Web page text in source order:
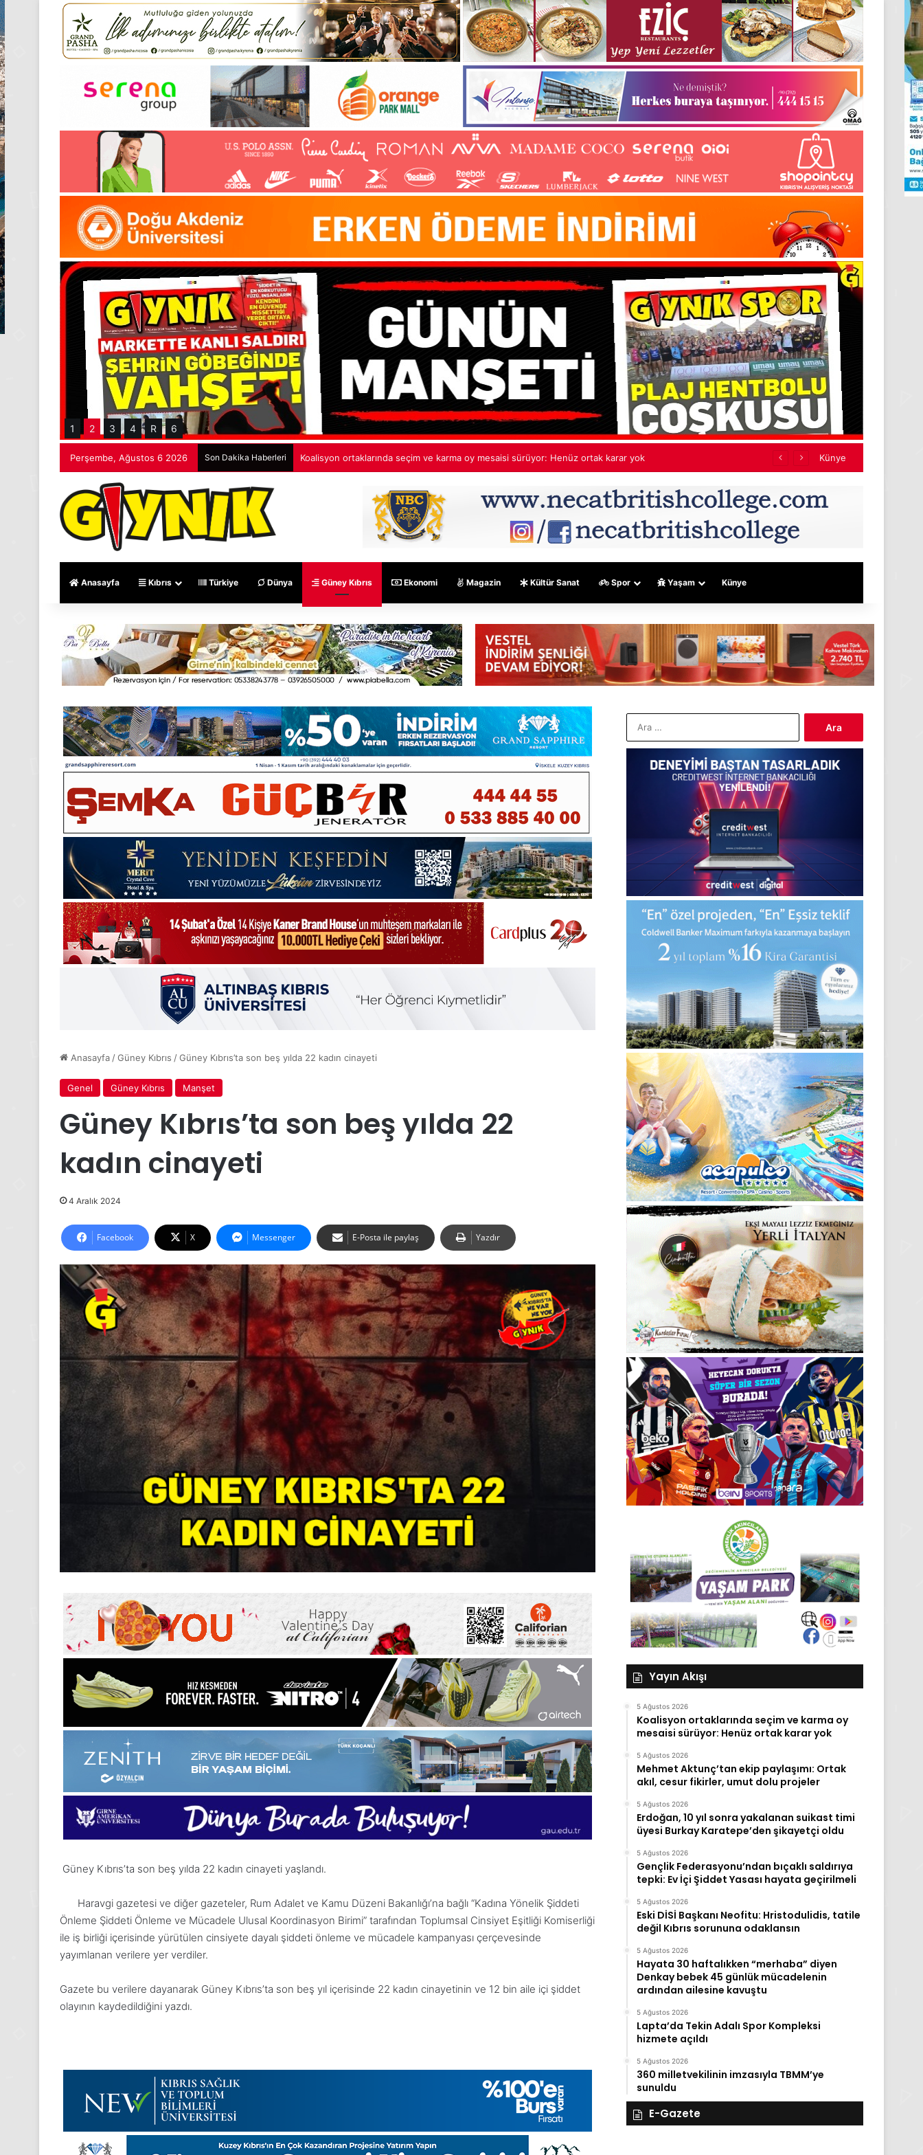
1 2 3 4 R 6
Perşembe, Ağustos 6 2026 Son Dakika Haberleri Mehmet Aktunç’tan ekip paylaşımı: Ortak akıl, cesur fikirler, umut dolu projeler Künye
Anasayfa Kıbrıs Türkiye Dünya Güney Kıbrıs Ekonomi Magazin Kültür Sanat Spor Yaşam Künye
Anasayfa /Güney Kıbrıs /Güney Kıbrıs’ta son beş yılda 22 kadın cinayeti
Genel Güney Kıbrıs Manşet
Güney Kıbrıs’ta son beş yılda 22
kadın cinayeti
4 Aralık 2024
Facebook X Messenger E-Posta ile paylaş Yazdır
Güney Kıbrıs’ta son beş yılda 22 kadın cinayeti yaşlandı.
Haravgi gazetesi ve diğer gazeteler, Rum Adalet ve Kamu Düzeni Bakanlığı’na bağlı “Kadına Yönelik Şiddeti
Önleme Şiddeti Önleme ve Mücadele Ulusal Koordinasyon Birimi” tarafından Toplumsal Cinsiyet Eşitliği Komiserliği
ile iş birliği içerisinde yürütülen cinsiyete dayalı şiddeti önleme ve mücadele kampanyası çerçevesinde
yayımlanan verilere yer verdiler.
Gazete bu verilere dayanarak Güney Kıbrıs’ta son beş yıl içerisinde 22 kadın cinayetinin ve 12 bin aile içi şiddet
olayının kaydedildiğini yazdı.
Yayın Akışı
5 Ağustos 2026
Koalisyon ortaklarında seçim ve karma oy
mesaisi sürüyor: Henüz ortak karar yok
5 Ağustos 2026
Mehmet Aktunç’tan ekip paylaşımı: Ortak
akıl, cesur fikirler, umut dolu projeler
5 Ağustos 2026
Erdoğan, 10 yıl sonra yakalanan suikast timi
üyesi Burkay Karatepe’den şikayetçi oldu
5 Ağustos 2026
Gençlik Federasyonu’ndan bıçaklı saldırıya
tepki: Ev İçi Şiddet Yasası hayata geçirilmeli
5 Ağustos 2026
Eski DİSİ Başkanı Neofitu: Hristodulidis, tatile
değil Kıbrıs sorununa odaklansın
5 Ağustos 2026
Hayata 30 haftalıkken “merhaba” diyen
Denkay bebek 45 günlük mücadelenin
ardından ailesine kavuştu
5 Ağustos 2026
Lapta’da Tekin Adalı Spor Kompleksi
hizmete açıldı
5 Ağustos 2026
360 milletvekilinin imzasıyla TBMM’ye
sunuldu
E-Gazete
28